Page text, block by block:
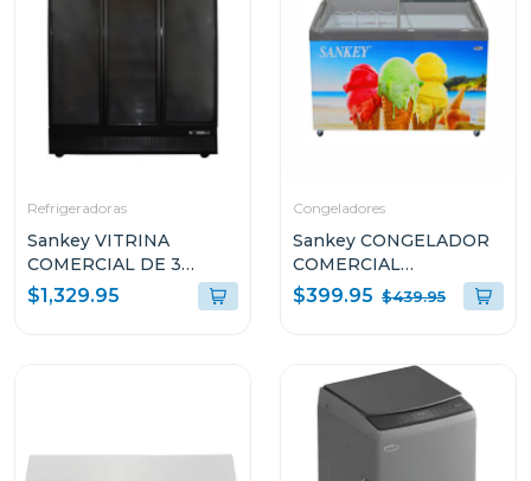
Refrigeradoras
Sankey VITRINA
COMERCIAL DE 3
PUERTAS 58.8P³
RFD60N91 COLOR
$1,329.95
Congeladores
Sankey CONGELADOR
COMERCIAL
HORIZONTAL DE 10.7P³
G1177
$399.95 $439.95